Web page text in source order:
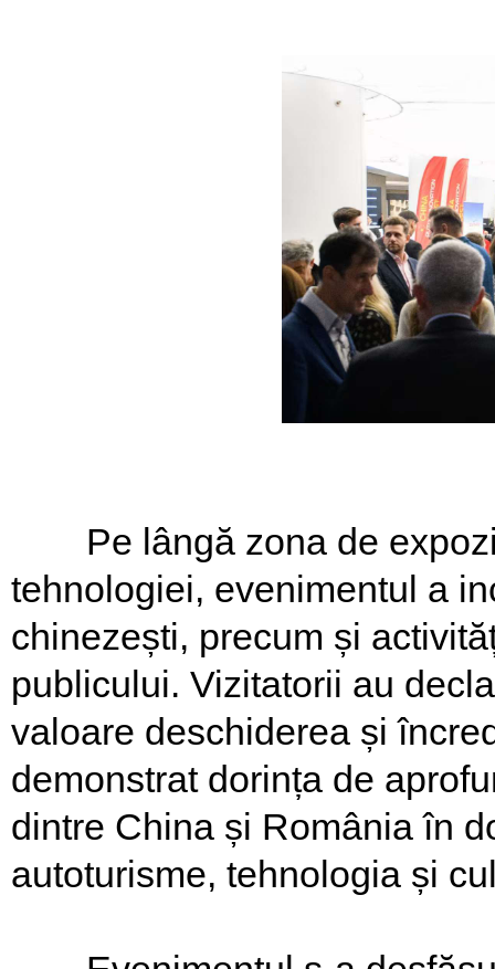
Pe lângă zona de
tehnologiei, evenimentul a
chinezești, precum și
publicului. Vizitatorii au
valoare deschiderea și
demonstrat dorința de
dintre China și România în
autoturisme, tehnologia și